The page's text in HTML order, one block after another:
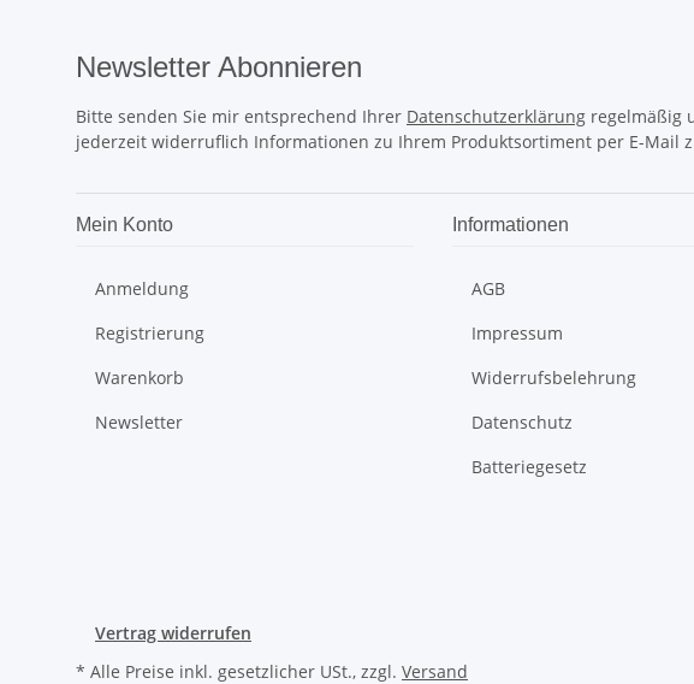
Newsletter Abonnieren
Bitte senden Sie mir entsprechend Ihrer Datenschutzerklärung regelmäßig
jederzeit widerruflich Informationen zu Ihrem Produktsortiment per E-Mail
Mein Konto
Anmeldung
Registrierung
Warenkorb
Newsletter
Informationen
AGB
Impressum
Widerrufsbelehrung
Datenschutz
Batteriegesetz
Vertrag widerrufen
* Alle Preise inkl. gesetzlicher USt., zzgl. Versand